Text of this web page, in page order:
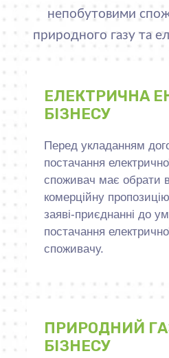
непобутовими
природного газу та
ЕЛЕКТРИЧНА
БІЗНЕСУ
Перед укладанням
постачання
споживач має обрати
комерційну
заяві-приєднанні до
постачання
споживачу.
ПРИРОДНИЙ
БІЗНЕСУ